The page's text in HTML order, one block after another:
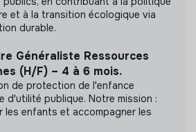
et à la transition écologique via
durable.
Généraliste Ressources
(H/F) – 4 à 6 mois.
de protection de l'enfance
d'utilité publique. Notre mission :
les enfants et accompagner les